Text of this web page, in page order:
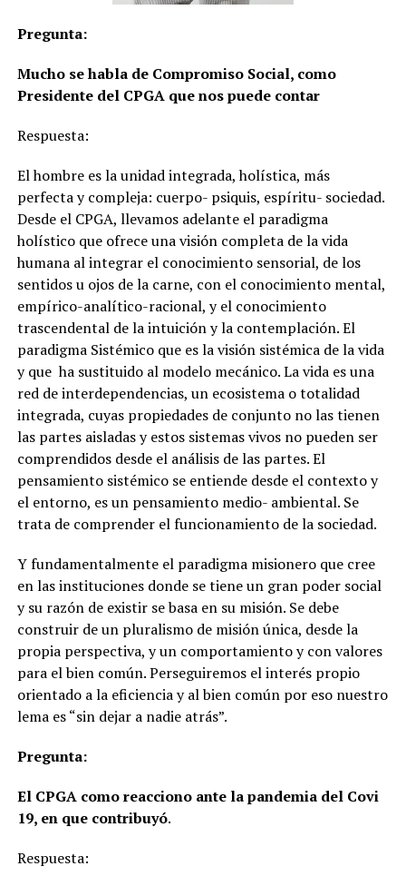
Pregunta:
Mucho se habla de Compromiso Social, como
Presidente del CPGA que nos puede contar
Respuesta:
El hombre es la unidad integrada, holística, más
perfecta y compleja: cuerpo- psiquis, espíritu- sociedad.
Desde el CPGA, llevamos adelante el paradigma
holístico que ofrece una visión completa de la vida
humana al integrar el conocimiento sensorial, de los
sentidos u ojos de la carne, con el conocimiento mental,
empírico-analítico-racional, y el conocimiento
trascendental de la intuición y la contemplación. El
paradigma Sistémico que es la visión sistémica de la vida
y que ha sustituido al modelo mecánico. La vida es una
red de interdependencias, un ecosistema o totalidad
integrada, cuyas propiedades de conjunto no las tienen
las partes aisladas y estos sistemas vivos no pueden ser
comprendidos desde el análisis de las partes. El
pensamiento sistémico se entiende desde el contexto y
el entorno, es un pensamiento medio- ambiental. Se
trata de comprender el funcionamiento de la sociedad.
Y fundamentalmente el paradigma misionero que cree
en las instituciones donde se tiene un gran poder social
y su razón de existir se basa en su misión. Se debe
construir de un pluralismo de misión única, desde la
propia perspectiva, y un comportamiento y con valores
para el bien común. Perseguiremos el interés propio
orientado a la eficiencia y al bien común por eso nuestro
lema es “sin dejar a nadie atrás”.
Pregunta:
El CPGA como reacciono ante la pandemia del Covi
19, en que contribuyó.
Respuesta: